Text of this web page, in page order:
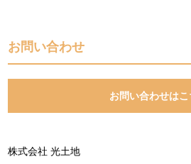
お問い合わせ
お問い合わせはこ
株式会社 光土地